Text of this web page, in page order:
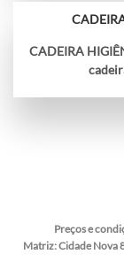
CADEIRA
Preços e
Matriz:Cidade Nova